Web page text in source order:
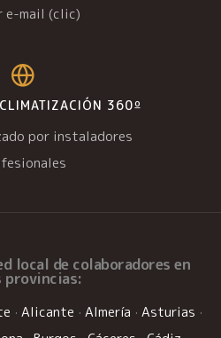
e-mail (clic)
360º
por instaladores
local de colaboradores en
provincias:
· Alicante · Almería · Asturias ·